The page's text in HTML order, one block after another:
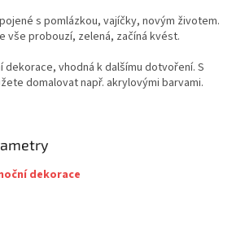
s pomlázkou, vajíčky, novým životem.
vše probouzí, zelená, začíná kvést.
dekorace, vhodná k dalšímu dotvoření. S
domalovat např. akrylovými barvami.
dekorace